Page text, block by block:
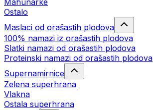
Mahunarke
Ostalo
Maslaci od orašastih plodova
100% namazi iz orašastih plodova
Slatki namazi od orašastih plodova
Proteinski namazi od orašastih plodova
Supernamirnice
Zelena superhrana
Vlakna
Ostala superhrana